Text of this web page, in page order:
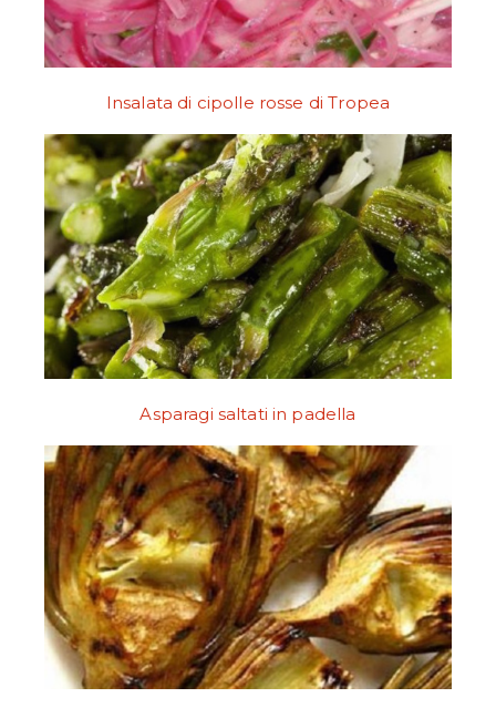
Insalata di cipolle rosse di Tropea
Asparagi saltati in padella